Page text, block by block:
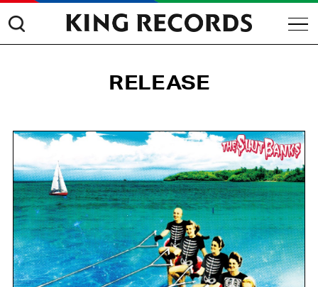
RELEASE